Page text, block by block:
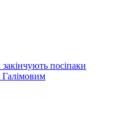
посіпаки
Галімовим